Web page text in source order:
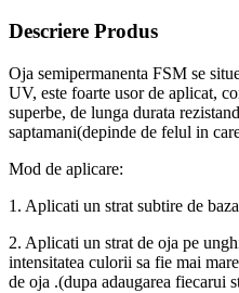
Descriere Produs
Oja semipermanenta FSM se
UV, este foarte usor de aplicat,
superbe, de lunga durata
saptamani(depinde de felul in
Mod de aplicare:
1. Aplicati un strat subtire de
2. Aplicati un strat de oja pe
intensitatea culorii sa fie mai
de oja .(dupa adaugarea fiecarui